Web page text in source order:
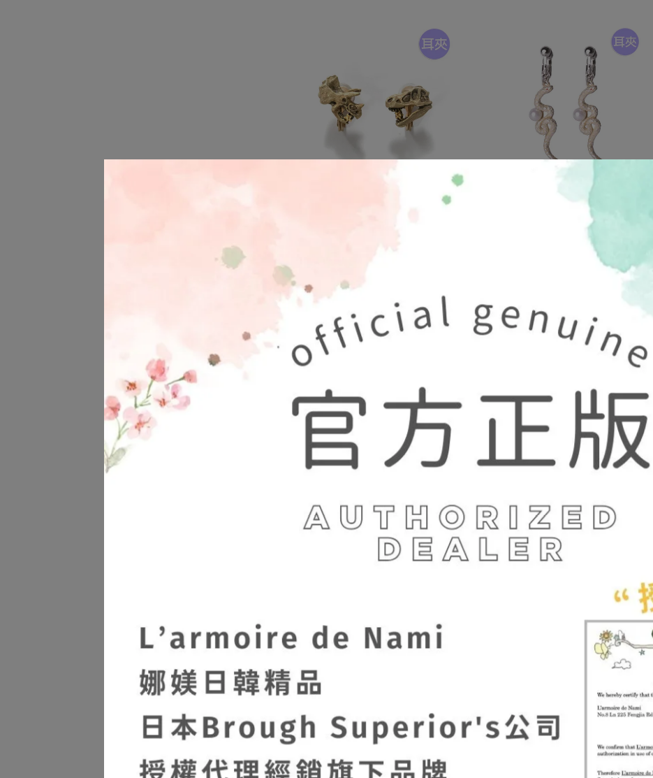
【Palnart Poc 官方正品】EA143 恐
龍化石耳夾｜日本製 暴龍三角龍 星星
【Palnart Poc 官方正品】EA199 珍
珠靈蛇耳夾｜日本製 優雅曲線與守護
【Palnart Poc 官方正品】HA034 野
兔 髮夾｜日本製 秘密花園 中世紀窗
NT$1,395NT$1,680
【Palnart Poc 官方正品】NE430 伊
甸園項鍊｜日本製 靈蛇與禁斷之果的
NT$1,096NT$1,320
猛龍化石 項鍊｜日本製 職人手工著色
Velociraptor
NT$972
【Palnart Poc 官方正品】NE453 貪